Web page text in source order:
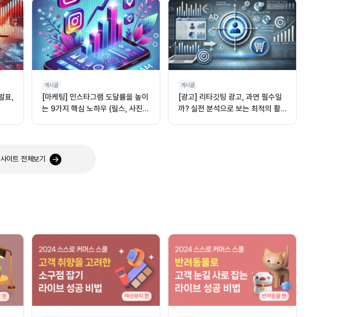
표,
게시글
[마케팅] 인스타그램 도달률을 높이
는 9가지 핵심 노하우 (릴스, 사진,
게시글
[광고] 리타깃팅 광고, 과연 필수일
까? 실전 분석으로 보는 최적의 활
이트 전체보기